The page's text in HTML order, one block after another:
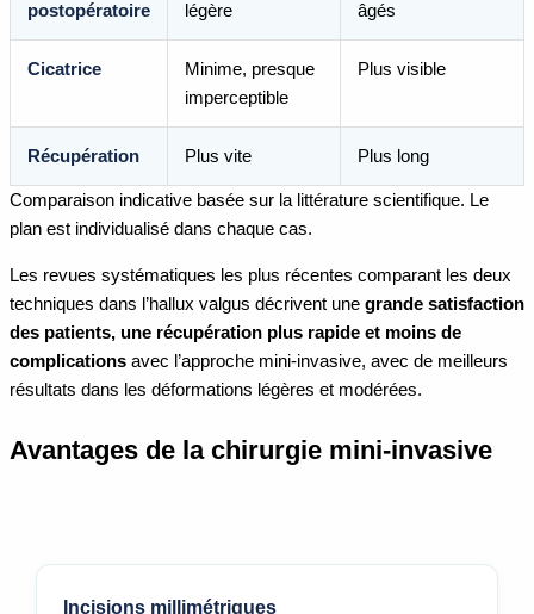
postopératoire
légère
âgés
Cicatrice
Minime, presque
imperceptible
Plus visible
Récupération Plus vite Plus long
Comparaison indicative basée sur la littérature scientifique. Le
plan est individualisé dans chaque cas.
Les revues systématiques les plus récentes comparant les deux
techniques dans l’hallux valgus décrivent une grande satisfaction
des patients, une récupération plus rapide et moins de
complications avec l’approche mini-invasive, avec de meilleurs
résultats dans les déformations légères et modérées.
Avantages de la chirurgie mini-invasive
Incisions millimétriques